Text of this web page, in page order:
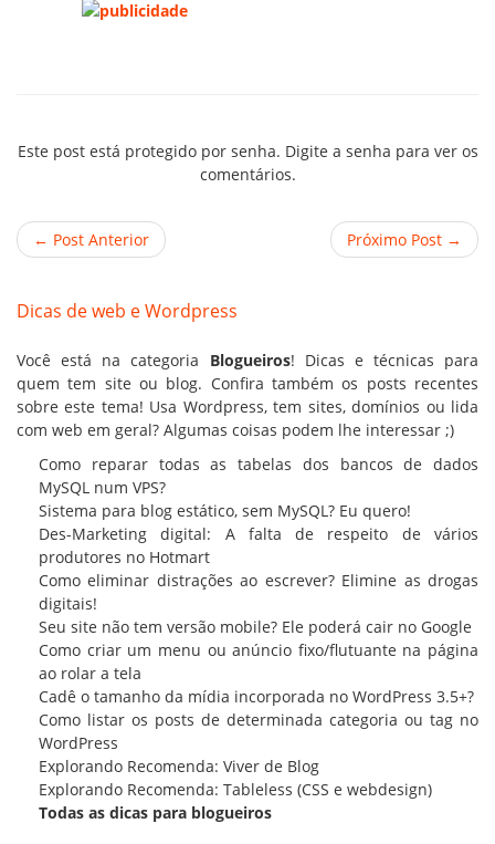
Este post está protegido por senha. Digite a senha para ver os
comentários.
← Post Anterior Próximo Post →
Dicas de web e Wordpress
Você está na categoria Blogueiros! Dicas e técnicas para
quem tem site ou blog. Confira também os posts recentes
sobre este tema! Usa Wordpress, tem sites,domínios ou lida
com web em geral? Algumas coisas podem lhe interessar ;)
Como reparar todas as tabelas dos bancos de dados
MySQL num VPS?
Sistema para blog estático, sem MySQL? Eu quero!
Des-Marketing digital: A falta de respeito de vários
produtores no Hotmart
Como eliminar distrações ao escrever? Elimine as drogas
digitais!
Seu site não tem versão mobile? Ele poderá cair no Google
Como criar um menu ou anúncio fixo/flutuante na página
ao rolar a tela
Cadê o tamanho da mídia incorporada no WordPress 3.5+?
Como listar os posts de determinada categoria ou tag no
WordPress
Explorando Recomenda: Viver de Blog
Explorando Recomenda: Tableless (CSS e webdesign)
Todas as dicas para blogueiros